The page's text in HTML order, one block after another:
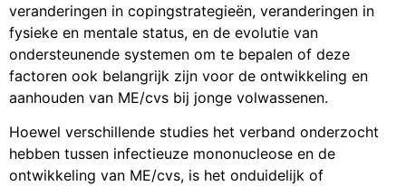
veranderingen in copingstrategieën, veranderingen in
fysieke en mentale status, en de evolutie van
ondersteunende systemen om te bepalen of deze
factoren ook belangrijk zijn voor de ontwikkeling en
aanhouden van ME/cvs bij jonge volwassenen.
Hoewel verschillende studies het verband onderzocht
hebben tussen infectieuze mononucleose en de
ontwikkeling van ME/cvs, is het onduidelijk of